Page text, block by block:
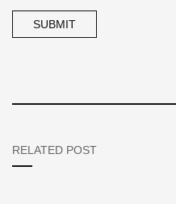
RELATED POST